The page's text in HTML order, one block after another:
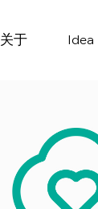
关于 Idea